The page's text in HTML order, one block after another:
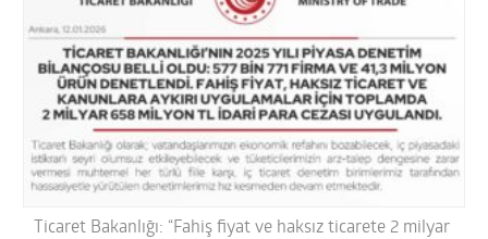
Ticaret Bakanlığı: “Fahiş fiyat ve haksız ticarete 2 milyar